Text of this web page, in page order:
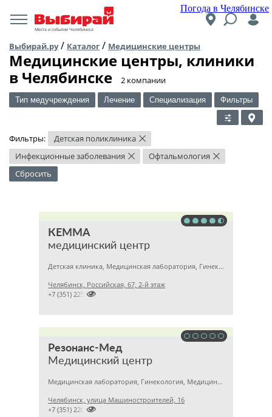
Погода в Челябинске
Места и события Челябинска
Выбирай.ру/ Каталог / Медицинские центры
Медицинские центры, клиники
в Челябинске
​2 компании
Тип медучреждения Лечение Специализация Фильтры
Фильтры: Детская поликлиника ×
Инфекционные заболевания × Офтальмология ×
Сбросить
КЕММА
медицинский центр
Детская клиника, Медицинская лаборатория, Гинекология
Челябинск, Российская, 67, 2-й этаж

+7 (351) 2256145
Резонанс-Мед
Медицинский центр
Медицинская лаборатория, Гинекология, Медицинский центр
Челябинск, улица Машиностроителей, 16

+7 (351) 2201031